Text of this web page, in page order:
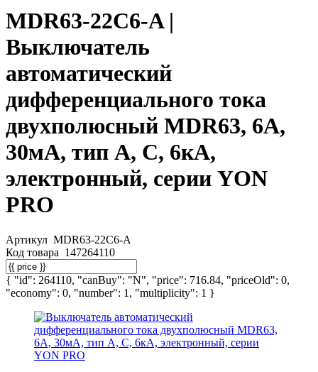
MDR63-22C6-A |
Выключатель
автоматический
дифференциального тока
двухполюсный MDR63, 6А,
30мА, тип A, C, 6кА,
электронный, серии YON
PRO
Артикул MDR63-22C6-A
Код товара 147264110
{ "id": 264110, "canBuy": "N", "price": 716.84, "priceOld": 0,
"economy": 0, "number": 1, "multiplicity": 1 }